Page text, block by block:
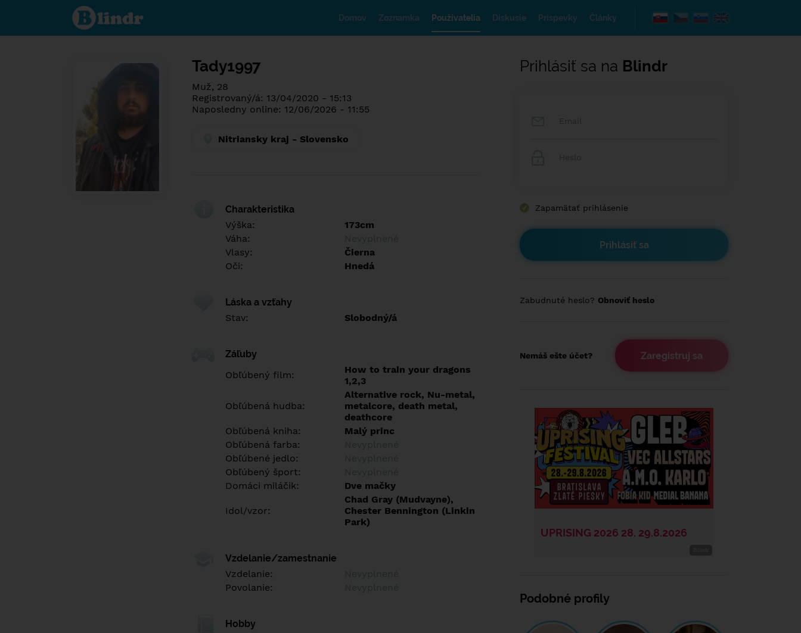
Spoznaj čo je
pod maskou.
Zoznamovacia
Domov Zoznamka Používatelia Diskusie Príspevky Články
Tady1997
Muž, 28
Registrovaný/á: 13/04/2020 - 15:13
Naposledny online: 12/06/2026 - 11:55
Nitriansky kraj - Slovensko
Charakteristika
Výška:
173cm
Váha:
Vlasy:
Čierna
Oči:
Hnedá
Láska a vzťahy
Stav:
Slobodný/á
Záľuby
Obľúbený film:
How to train your dragons
1,2,3
Obľúbená hudba:
Alternative rock, Nu-metal,
metalcore, death metal,
deathcore
Obľúbená kniha:
Malý princ
Obľúbená farba:
Obľúbené jedlo:
Obľúbený šport:
Domáci miláčik:
Dve mačky
Idol/vzor:
Chad Gray (Mudvayne),
Chester Bennington (Linkin
Park)
Vzdelanie/zamestnanie
Vzdelanie:
Povolanie:
Hobby
Prihlásiť sa na Blindr
Zapamätať prihlásenie
Zabudnuté heslo? Obnoviť heslo
Nemáš ešte účet? Zaregistruj sa
Podobné profily